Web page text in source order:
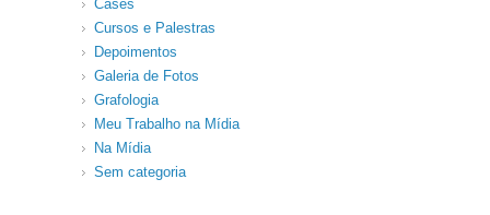
Cases
Cursos e Palestras
Depoimentos
Galeria de Fotos
Grafologia
Meu Trabalho na Mídia
Na Mídia
Sem categoria